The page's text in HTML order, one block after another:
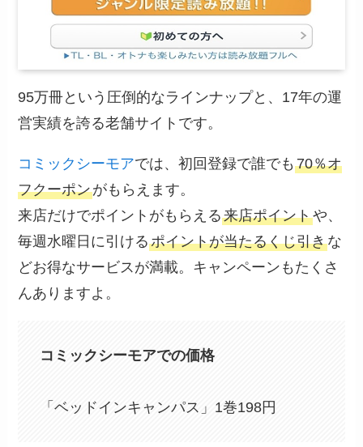
95万冊という圧倒的なラインナップと、17年の運
営実績を誇る老舗サイトです。
コミックシーモアでは、初回登録で誰でも70％オ
フクーポンがもらえます。
来店だけでポイントがもらえる来店ポイントや、
毎週水曜日に引けるポイントが当たるくじ引きな
どお得なサービスが満載。キャンペーンもたくさ
んありますよ。
コミックシーモアでの価格
「ベッドインキャンパス」1巻198円